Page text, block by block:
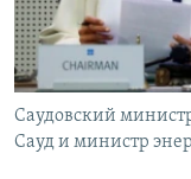
СОЦИАЛЬНЫЕ СЕТИ
Саудовский
Сауд и министр